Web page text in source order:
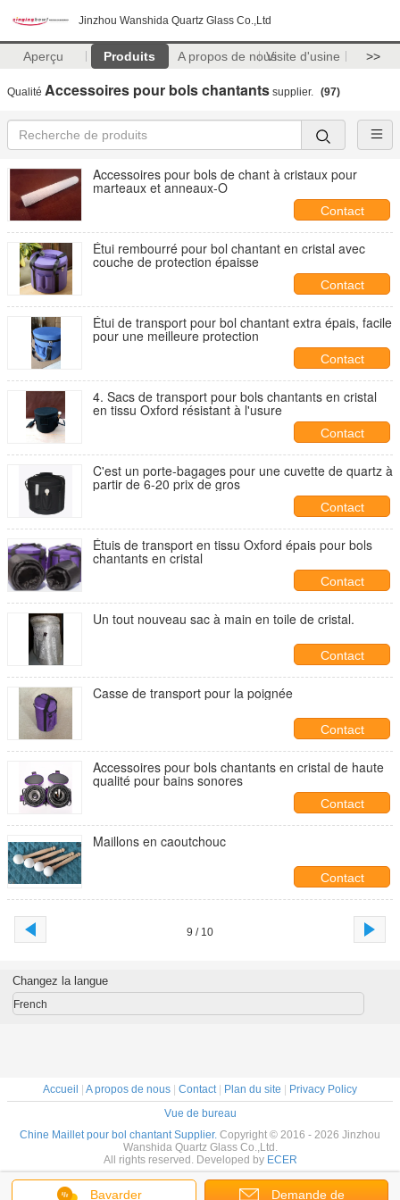
Jinzhou Wanshida Quartz Glass Co.,Ltd
Aperçu Produits A propos de nousVisite d'usine >>
Qualité Accessoires pour bols chantants supplier. (97)
Accessoires pour bols de chant à cristaux pour
marteaux et anneaux-O
Contact
Étui rembourré pour bol chantant en cristal avec
couche de protection épaisse
Contact
Étui de transport pour bol chantant extra épais, facile
pour une meilleure protection
Contact
4. Sacs de transport pour bols chantants en cristal
en tissu Oxford résistant à l'usure
Contact
C'est un porte-bagages pour une cuvette de quartz à
partir de 6-20 prix de gros
Contact
Étuis de transport en tissu Oxford épais pour bols
chantants en cristal
Contact
Un tout nouveau sac à main en toile de cristal.
Contact
Casse de transport pour la poignée
Contact
Accessoires pour bols chantants en cristal de haute
qualité pour bains sonores
Contact
Maillons en caoutchouc
Contact
9 / 10
Bavarder Demande de
Changez la langue
French
Accueil A propos de nous Contact| Plan du site
Privacy Policy
Vue de bureau
Chine Maillet pour bol chantant Supplier. Copyright © 2016 - 2026 Jinzhou
Wanshida Quartz Glass Co.,Ltd.
All rights reserved. Developed by ECER